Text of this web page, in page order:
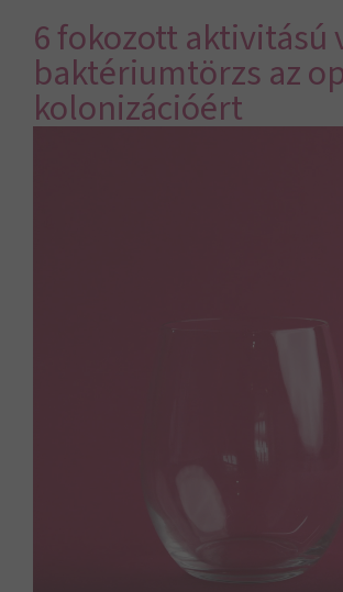
6 fokozott aktivitású
baktériumtörzs az
kolonizációért